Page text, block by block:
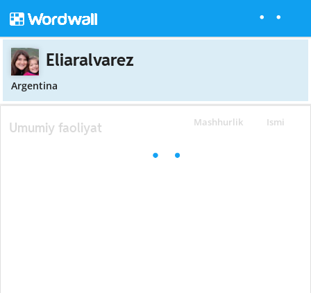
Eliaralvarez
Argentina
Mashhurlik Ismi
Umumiy faoliyat